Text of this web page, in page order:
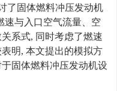
了固体燃料冲压发动机
速与入口空气流量、空
系式, 同时考虑了燃速
明, 本文提出的模拟方
固体燃料冲压发动机设